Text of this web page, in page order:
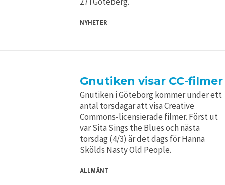
NYHETER
Gnutiken visar CC-filmer
Gnutiken i Göteborg kommer under ett
antal torsdagar att visa Creative
Commons-licensierade filmer. Först ut
var Sita Sings the Blues och nästa
torsdag (4/3) är det dags för Hanna
Skölds Nasty Old People.
ALLMÄNT